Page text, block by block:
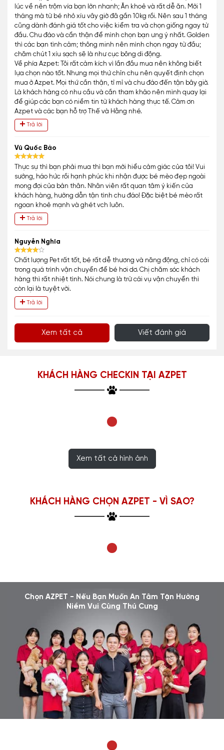
lúc về nên trộm vía bạn lớn nhanh; Ăn khoẻ và rất dễ ăn. Mới 1
tháng mà từ bé nhỏ xíu vây giờ đã gần 10kg rồi. Nên sau 1 tháng
cũng dành đánh giá tốt cho việc kiểm tra và chọn giống ngay từ
đầu. Chu đáo và cẩn thận để mình chọn bạn ưng ý nhất. Golden
thì các bạn tình cảm; thông minh nên mình chọn ngay từ đầu;
chăm chút 1 xíu sạch sẽ là như cục bông di động.
Về phía Azpet: Tôi rất cảm kích vì lần đầu mua nên không biết
lựa chọn nào tốt. Nhưng mọi thứ chỉn chu nên quyết định chọn
mua ở Azpet. Mọi thứ cần thận, tỉ mỉ và chu đáo đến tận bây giờ.
Là khách hàng có nhu cầu và cần tham khảo nên mình quay lại
để giúp các bạn có niềm tin từ khách hàng thực tế. Cảm ơn
Azpet và các bạn hỗ trợ Thế và Hằng nhé.
Trả lời
Vũ Quốc Bảo
Thực sự thì bạn phải mua thì bạn mới hiểu cảm giác của tôi! Vui
sướng, háo hức rồi hạnh phúc khi nhận được bé mèo đẹp ngoài
mong đợi của bản thân. Nhân viên rất quan tâm ý kiến của
khách hàng, hướng dẫn tận tình chu đáo! Đặc biệt bé mèo rất
ngoan khoẻ mạnh và ghét vch luôn.
Trả lời
Nguyễn Nghĩa
Chất lượng Pet rất tốt, bé rất dễ thương và năng động, chỉ có cái
trong quá trình vận chuyển để bé hơi dơ. Chị chăm sóc khách
hàng thì rất nhiệt tình. Nói chung là trừ cái vụ vận chuyển thì
còn lại là tuyệt vời.
Trả lời
Xem tất cả Viết đánh giá
KHÁCH HÀNG CHECKIN TẠI AZPET
Xem tất cả hình ảnh
KHÁCH HÀNG CHỌN AZPET - VÌ SAO?
Chọn AZPET - Nếu Bạn Muốn An Tâm Tận Hưởng
Niềm Vui Cùng Thú Cưng